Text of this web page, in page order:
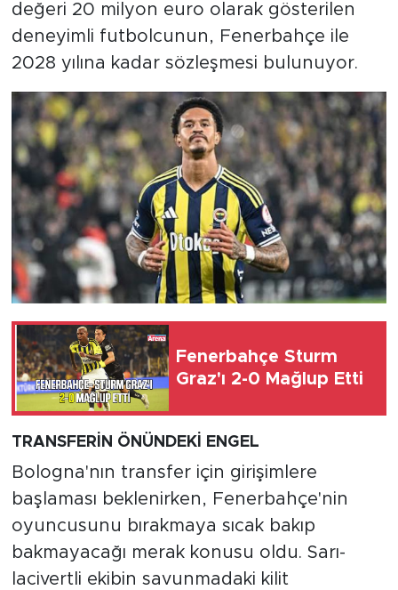
değeri 20 milyon euro olarak gösterilen
deneyimli futbolcunun, Fenerbahçe ile
2028 yılına kadar sözleşmesi bulunuyor.
Fenerbahçe Sturm
Graz'ı 2-0 Mağlup Etti
TRANSFERİN ÖNÜNDEKİ ENGEL
Bologna'nın transfer için girişimlere
başlaması beklenirken, Fenerbahçe'nin
oyuncusunu bırakmaya sıcak bakıp
bakmayacağı merak konusu oldu. Sarı-
lacivertli ekibin savunmadaki kilit